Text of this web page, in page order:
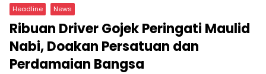
Headline News
Ribuan Driver Gojek Peringati Maulid
Nabi, Doakan Persatuan dan
Perdamaian Bangsa